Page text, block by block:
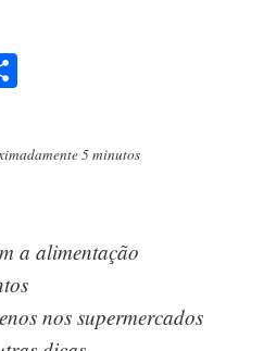
5 minutos
a alimentação
nos supermercados